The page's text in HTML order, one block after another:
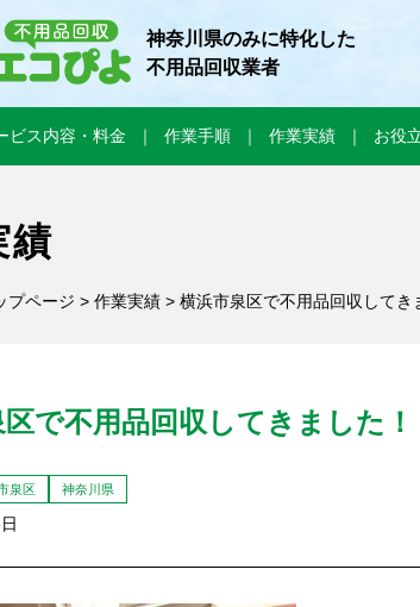
神奈川県のみに特化した
不用品回収業者
ビス内容・料金 作業手順 作業実績 お役
績
プページ > 作業実績 > 横浜市泉区で不用品回収してき
で不用品回収してきました！
泉区 神奈川県